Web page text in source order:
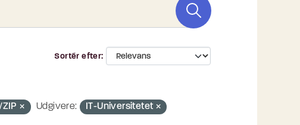
Sortér efter
ZIP
Udgivere: IT-Universitetet